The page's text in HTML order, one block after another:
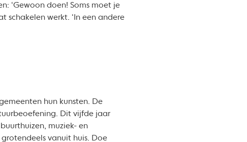
‘Gewoon doen! Soms moet je
schakelen werkt. ‘In een andere
hun kunsten. De
Dit vijfde jaar
muziek- en
vanuit huis. Doe